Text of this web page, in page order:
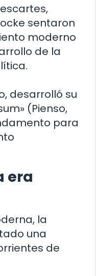
sentaron
moderno
de la
desarrolló su
(Pienso,
para
era
la
una
de